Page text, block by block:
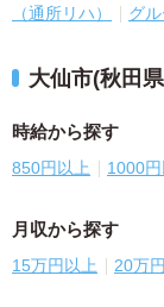
（通所リハ）
グ
大仙市(秋田
時給から探す
850円以上 1000
月収から探す
15万円以上 20万